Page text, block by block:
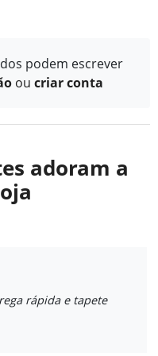
podem escrever
ou criar conta
adoram a
rápida e tapete